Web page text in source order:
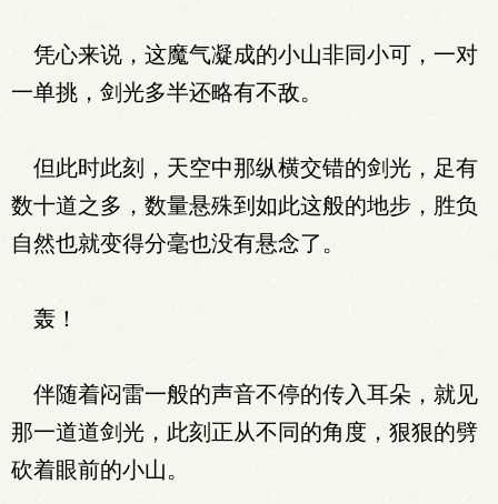
凭心来说，这魔气凝成的小山非同小可，一对
一单挑，剑光多半还略有不敌。
但此时此刻，天空中那纵横交错的剑光，足有
数十道之多，数量悬殊到如此这般的地步，胜负
自然也就变得分毫也没有悬念了。
轰！
伴随着闷雷一般的声音不停的传入耳朵，就见
那一道道剑光，此刻正从不同的角度，狠狠的劈
砍着眼前的小山。